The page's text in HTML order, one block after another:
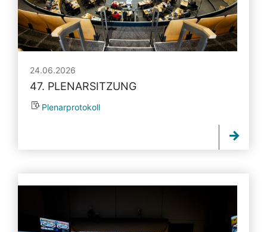
24.06.2026
47. PLENARSITZUNG
Plenarprotokoll